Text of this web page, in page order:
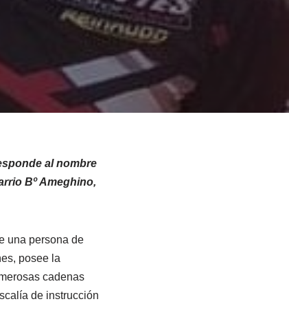
al nombre
Bº Ameghino,
una persona de
posee la
cadenas
de instrucción